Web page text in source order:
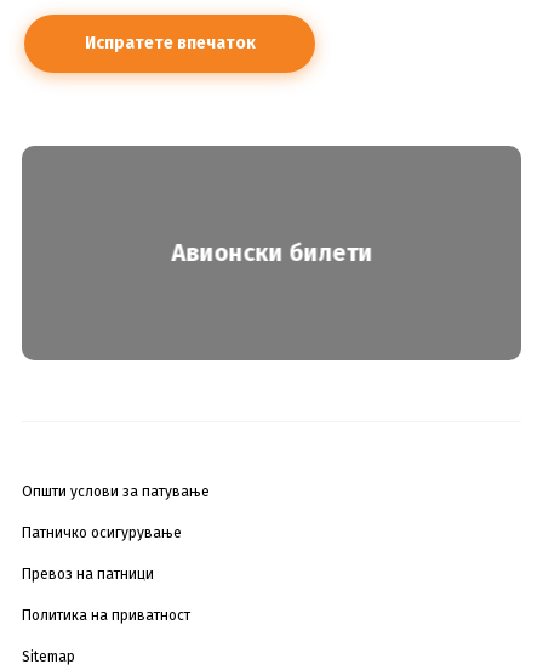
Авионски билети
Општи услови за патување
Патничко осигурување
Превоз на патници
Политика на приватност
Sitemap